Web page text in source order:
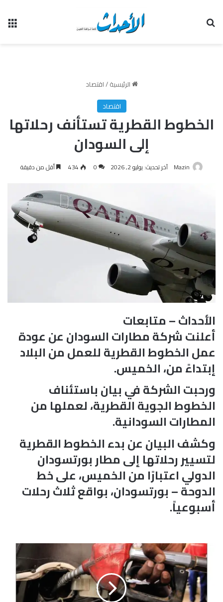
الرئيسية/اقتصاد
اقتصاد
الخطوط القطرية تستأنف رحلاتها
إلى السودان
Mazin آخر تحديث: يوليو 2, 2026 0
434 أقل من دقيقة
الأحداث – متابعات
أعلنت شركة مطارات السودان عن عودة
عمل الخطوط القطرية للعمل من البلاد
إبتداءً من، الخميس.
ورحبت الشركة في بيان باستئناف
الخطوط الجوية القطرية، لعملها من
المطارات السودانية.
وكشف البيان عن بدء الخطوط القطرية
لتسيير رحلاتها إلى مطار بورتسودان
الدولي اعتبارًا من الخميس، على خط
الدوحة – بورتسودان، بواقع ثلاث رحلات
أسبوعياً.